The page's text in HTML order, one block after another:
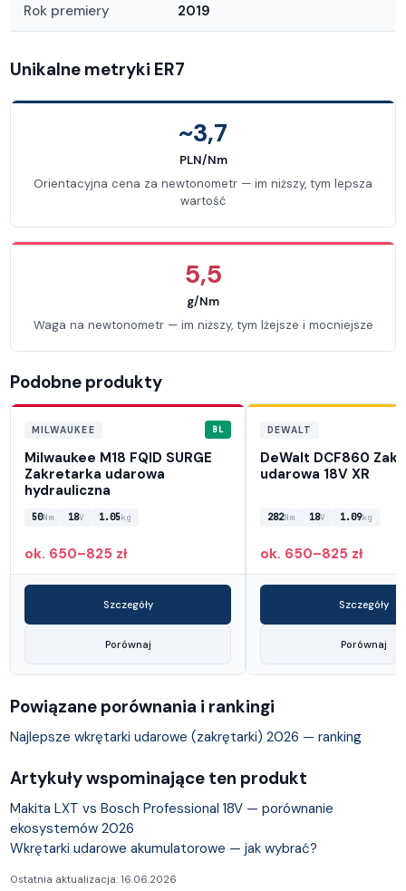
Rok premiery 2019
Unikalne metryki ER7
~3,7
PLN/Nm
Orientacyjna cena za newtonometr — im niższy, tym lepsza
wartość
5,5
g/Nm
Waga na newtonometr — im niższy, tym lżejsze i mocniejsze
Podobne produkty
MILWAUKEE BL
Milwaukee M18 FQID SURGE
Zakretarka udarowa
hydrauliczna
50Nm 18V 1.05kg
ok. 650–825 zł
Szczegóły
Porównaj
DEWALT
DeWalt DCF860
udarowa 18V XR
282Nm 18V 1.09kg
ok. 650–825 zł
Szczegóły
Porównaj
Powiązane porównania i rankingi
Najlepsze wkrętarki udarowe (zakrętarki) 2026 — ranking
Artykuły wspominające ten produkt
Makita LXT vs Bosch Professional 18V — porównanie
ekosystemów 2026
Wkrętarki udarowe akumulatorowe — jak wybrać?
Ostatnia aktualizacja: 16.06.2026